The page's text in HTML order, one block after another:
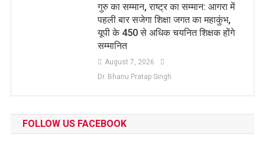
​गुरु का सम्मान, राष्ट्र का सम्मान: आगरा में
पहली बार सजेगा शिक्षा जगत का महाकुंभ,
यूपी के 450 से अधिक चयनित शिक्षक होंगे
सम्मानित
August 7, 2026
Dr. Bhanu Pratap Singh
FOLLOW US FACEBOOK